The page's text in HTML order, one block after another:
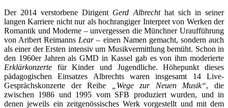
Der 2014 verstorbene Dirigent Gerd Albrechthat sich in seiner
langen Karriere nicht nur als hochrangiger Interpret von Werken der
Romantik und Moderne – unvergessen die Münchner Uraufführung
von Aribert Reimanns Lear– einen Namen gemacht, sondern auch
als einer der Ersten intensiv um Musikvermittlung bemüht. Schon in
den 1960er Jahren als GMD in Kassel gab es von ihm moderierte
Erklärkonzerte für Kinder und Jugendliche. Höhepunkt dieses
pädagogischen Einsatzes Albrechts waren insgesamt 14 Live-
Gesprächskonzerte der Reihe
„Wege zur Neuen Musik“, die
zwischen 1986 und 1995 vom SFB produziert wurden, und in
denen jeweils ein zeitgenössisches Werk vorgestellt und mit dem